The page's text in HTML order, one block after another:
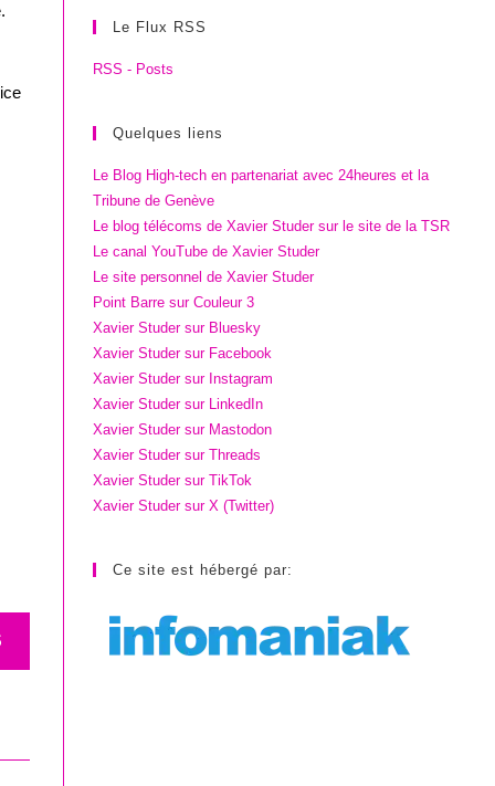
Le Flux RSS
RSS - Posts
Quelques liens
Le Blog High-tech en partenariat avec 24heures et la
Tribune de Genève
Le blog télécoms de Xavier Studer sur le site de la TSR
Le canal YouTube de Xavier Studer
Le site personnel de Xavier Studer
Point Barre sur Couleur 3
Xavier Studer sur Bluesky
Xavier Studer sur Facebook
Xavier Studer sur Instagram
Xavier Studer sur LinkedIn
Xavier Studer sur Mastodon
Xavier Studer sur Threads
Xavier Studer sur TikTok
Xavier Studer sur X (Twitter)
Ce site est hébergé par: